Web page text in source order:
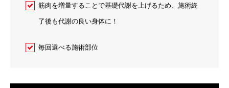
筋肉を増量することで基礎代謝を上げるため、施術終
了後も代謝の良い身体に！
毎回選べる施術部位